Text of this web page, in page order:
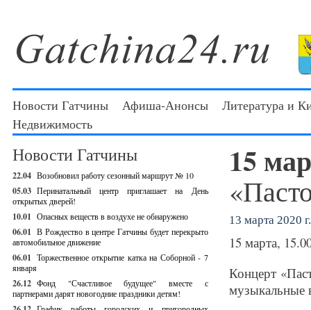
Новости Гатчины Афиша-Анонсы
Литература и
Недвижимость
Новости Гатчины
22.04 Возобновил работу сезонный маршрут № 10
05.03 Перинатальный центр приглашает на День
открытых дверей!
10.01 Опасных веществ в воздухе не обнаружено
06.01 В Рождество в центре Гатчины будет перекрыто
автомобильное движение
06.01 Торжественное открытие катка на Соборной - 7
января
26.12 Фонд "Счастливое будущее" вместе с
партнерами дарят новогодние праздники детям!
15
13 марта 2020 г.
15 марта,
Концерт
музыкальные